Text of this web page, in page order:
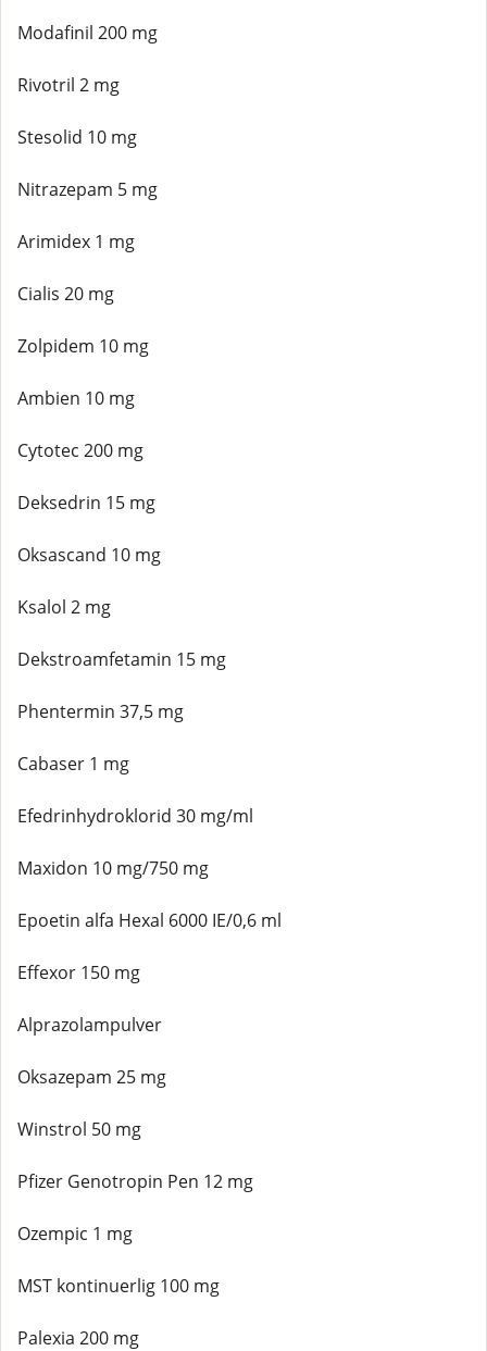
Modafinil 200 mg
Rivotril 2 mg
Stesolid 10 mg
Nitrazepam 5 mg
Arimidex 1 mg
Cialis 20 mg
Zolpidem 10 mg
Ambien 10 mg
Cytotec 200 mg
Deksedrin 15 mg
Oksascand 10 mg
Ksalol 2 mg
Dekstroamfetamin 15 mg
Phentermin 37,5 mg
Cabaser 1 mg
Efedrinhydroklorid 30 mg/ml
Maxidon 10 mg/750 mg
Epoetin alfa Hexal 6000 IE/0,6 ml
Effexor 150 mg
Alprazolampulver
Oksazepam 25 mg
Winstrol 50 mg
Pfizer Genotropin Pen 12 mg
Ozempic 1 mg
MST kontinuerlig 100 mg
Palexia 200 mg